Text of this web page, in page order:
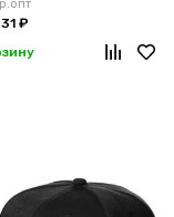
₽